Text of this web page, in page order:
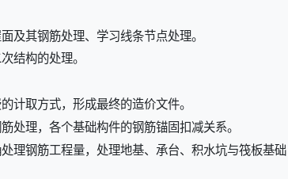
及其钢筋处理、学习线条节点处理。
结构的处理。
计取方式，形成最终的造价文件。
处理，各个基础构件的钢筋锚固扣减关系。
理钢筋工程量，处理地基、承台、积水坑与筏板基础